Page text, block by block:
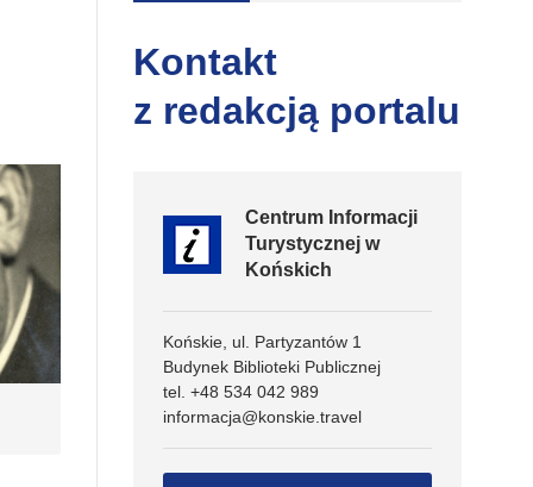
Kontakt
z redakcją portalu
Centrum Informacji
Turystycznej w
Końskich
Końskie, ul. Partyzantów 1
Budynek Biblioteki Publicznej
tel. +48 534 042 989
informacja@konskie.travel